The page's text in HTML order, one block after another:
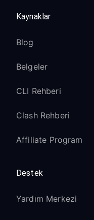
Kaynaklar
Blog
Belgeler
CLI Rehberi
Clash Rehberi
Affiliate Program
Destek
Yardım Merkezi